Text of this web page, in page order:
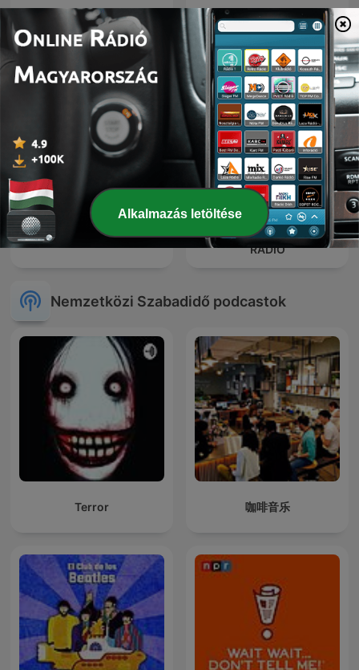
Multi’s Phonk!
The Retro Hour (Retro
Gaming Podcast)
Wat een Week!
AUTO RADIO - MOTO
RADIO
Nemzetközi Szabadidő podcastok
Terror 咖啡音乐
Alkalmazás letöltése